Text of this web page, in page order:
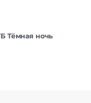
Тёмная ночь